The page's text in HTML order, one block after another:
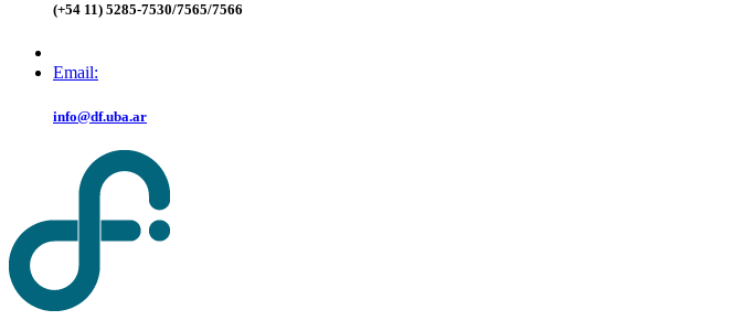
(+54 11) 5285-7530/7565/7566
Email:
info@df.uba.ar